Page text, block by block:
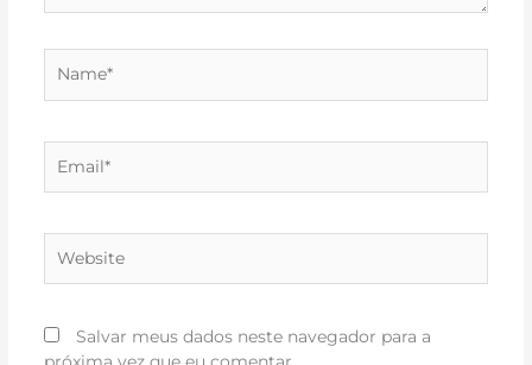
Salvar meus dados neste navegador para a